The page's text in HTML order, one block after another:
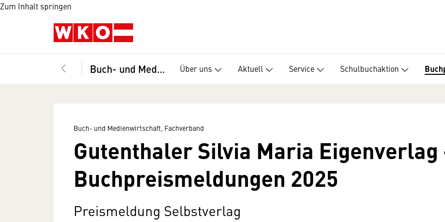
Zum Inhalt springen
Buch- und Medienwirtschaft, Fachverband Über uns Aktuell Service Schulbuchaktion
Buch- und Medienwirtschaft, Fachverband
Gutenthaler Silvia Maria Eigenverlag
Buchpreismeldungen 2025
Preismeldung Selbstverlag